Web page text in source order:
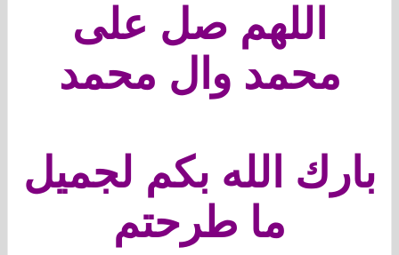
اللهم صل على
محمد وال محمد
بارك الله بكم لجميل
ما طرحتم